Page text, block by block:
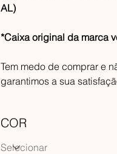
AL)
*Caixa original da marca
Tem medo de comprar e
garantimos a sua
COR